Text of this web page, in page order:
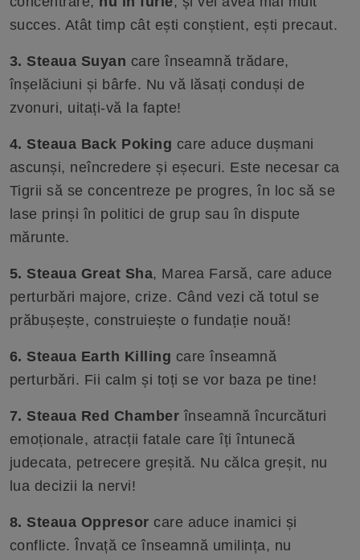
succes. Atât timp cât ești conștient, ești precaut.
3. Steaua Suyan care înseamnă trădare,
înșelăciuni și bârfe. Nu vă lăsați conduși de
zvonuri, uitați-vă la fapte!
4. Steaua Back Poking care aduce dușmani
ascunși, neîncredere și eșecuri. Este necesar ca
Tigrii să se concentreze pe progres, în loc să se
lase prinși în politici de grup sau în dispute
mărunte.
5. Steaua Great Sha, Marea Farsă, care aduce
perturbări majore, crize. Când vezi că totul se
prăbușește, construiește o fundație nouă!
6. Steaua Earth Killing care înseamnă
perturbări. Fii calm și toți se vor baza pe tine!
7. Steaua Red Chamber înseamnă încurcături
emoționale, atracții fatale care îți întunecă
judecata, petrecere greșită. Nu călca greșit, nu
lua decizii la nervi!
8. Steaua Oppresor care aduce inamici și
conflicte. Învață ce înseamnă umilința, nu